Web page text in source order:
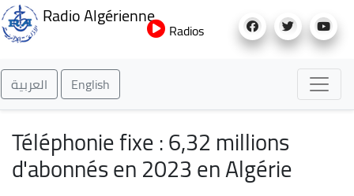
au
Radio Algérienne
Radios
العربية English
Téléphonie fixe : 6,32 millions
d'abonnés en 2023 en Algérie